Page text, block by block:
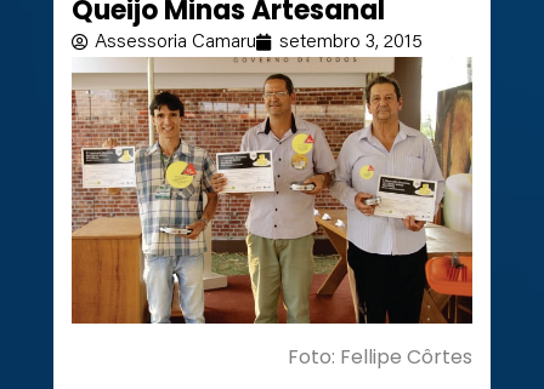
Queijo Minas Artesanal
Assessoria Camaru setembro 3, 2015
Foto: Fellipe Côrtes